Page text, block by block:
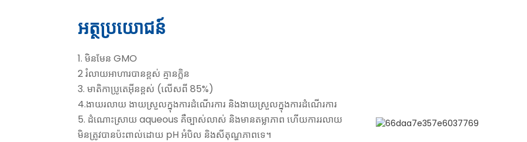
អត្ថប្រយោជន៍
1. មិនមែន GMO
2 រំលាយអាហារបានខ្ពស់ គ្មានក្លិន
3. មាតិកាប្រូតេអ៊ីនខ្ពស់ (លើសពី 85%)
4.ងាយរលាយ ងាយស្រួលក្នុងការដំណើរការ និងងាយស្រួលក្នុងការដំណើរការ
5. ដំណោះស្រាយ aqueous គឺច្បាស់លាស់ និងមានតម្លាភាព ហើយការរលាយ
មិនត្រូវបានប៉ះពាល់ដោយ pH អំបិល និងសីតុណ្ហភាពទេ។